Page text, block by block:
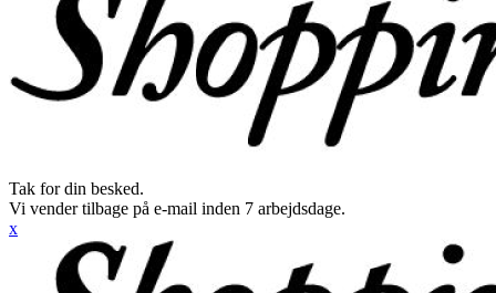
Tak for din besked.
Vi vender tilbage på e-mail inden 7 arbejdsdage.
x